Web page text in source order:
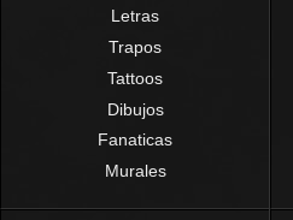
Letras
Trapos
Tattoos
Dibujos
Fanaticas
Murales